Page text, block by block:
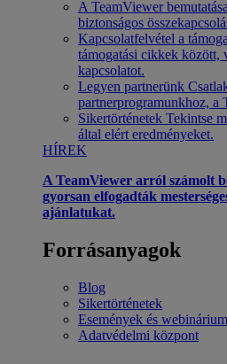
A TeamViewer bemutatása
biztonságos
Kapcsolatfelvétel a
támogatási cikkek között,
kapcsolatot.
Legyen partnerünk
partnerprogramunkhoz, a
Sikertörténetek Tekintse
által elért eredményeket.
HÍREK
A TeamViewer arról számolt
gyorsan elfogadták
ajánlatukat.
Forrásanyagok
Blog
Sikertörténetek
Események és
Adatvédelmi központ